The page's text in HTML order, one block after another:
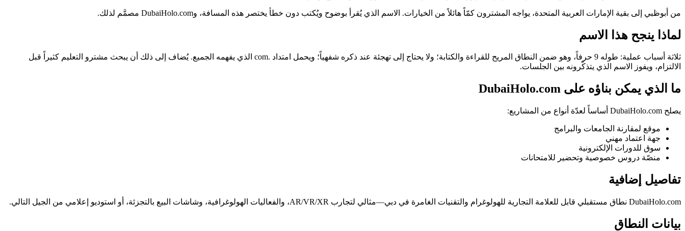
من أبوظبي إلى بقية الإمارات العربية المتحدة، يواجه المشترون كمّاً هائلاً من الخيارات. الاسم الذي يُقرأ بوضوح ويُكتب دون خطأ يختصر هذه المسافة، وDubaiHolo.com مصمَّم لذلك.
لماذا ينجح هذا الاسم
ثلاثة أسباب عملية: طوله 9 حرفاً، وهو ضمن النطاق المريح للقراءة والكتابة؛ ولا يحتاج إلى تهجئة عند ذكره شفهياً؛ ويحمل امتداد .com الذي يفهمه الجميع. يُضاف إلى ذلك أن يبحث مشترو التعليم كثيراً قبل
الالتزام، ويفوز الاسم الذي يتذكّرونه بين الجلسات.
ما الذي يمكن بناؤه على DubaiHolo.com
يصلح DubaiHolo.com أساساً لعدّة أنواع من المشاريع:
موقع لمقارنة الجامعات والبرامج
جهة اعتماد مهني
سوق للدورات الإلكترونية
منصّة دروس خصوصية وتحضير للامتحانات
تفاصيل إضافية
DubaiHolo.com نطاق مستقبلي قابل للعلامة التجارية للهولوغرام والتقنيات الغامرة في دبي—مثالي لتجارب AR/VR/XR، والفعاليات الهولوغرافية، وشاشات البيع بالتجزئة، أو استوديو إعلامي من الجيل التالي.
بيانات النطاق